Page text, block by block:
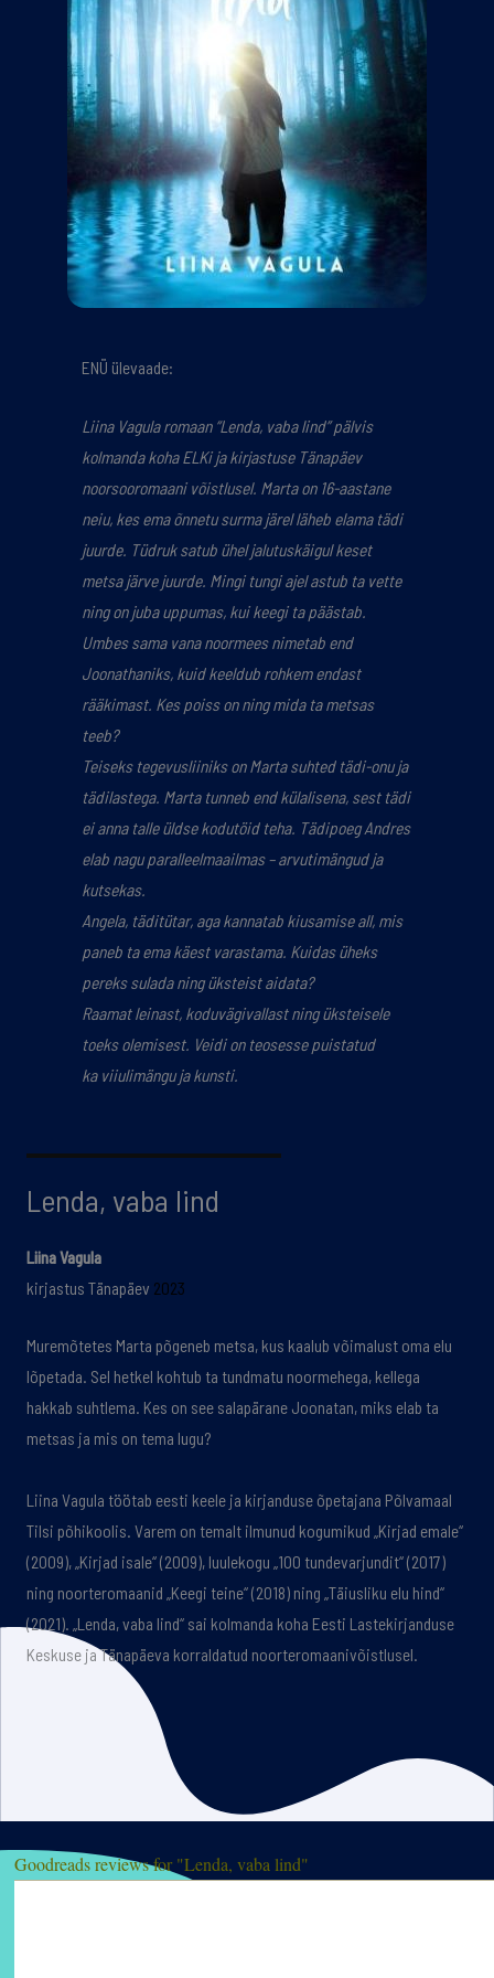
ENÜ ülevaade:
Liina Vagula romaan “Lenda, vaba lind” pälvis
kolmanda koha ELKi ja kirjastuse Tänapäev
noorsooromaani võistlusel. Marta on 16-aastane
neiu, kes ema õnnetu surma järel läheb elama tädi
juurde. Tüdruk satub ühel jalutuskäigul keset
metsa järve juurde. Mingi tungi ajel astub ta vette
ning on jubauppumas, kui keegi ta päästab.
Umbes sama vana noormees nimetab end
Joonathaniks, kuid keeldub rohkem endast
rääkimast. Kes poiss on ning mida ta metsas
teeb?
Teiseks tegevusliiniks on Marta suhted tädi-onu ja
tädilastega. Marta tunneb end külalisena, sest tädi
eianna talle üldse kodutöid teha. Tädipoeg Andres
elab nagu paralleelmaailmas – arvutimängud ja
kutsekas.
Angela, täditütar, aga kannatab kiusamise all, mis
paneb ta ema käest varastama. Kuidas üheks
pereks sulada ning üksteist aidata?
Raamat leinast, koduvägivallast ning üksteisele
toeks olemisest. Veidi on teosesse puistatud
ka viiulimängu ja kunsti.
Lenda, vaba lind
Liina Vagula
kirjastus Tänapäev 2023
Muremõtetes Marta põgeneb metsa, kus kaalub võimalust oma elu
lõpetada. Sel hetkel kohtub ta tundmatu noormehega, kellega
hakkab suhtlema. Kes on see salapärane Joonatan, miks elab ta
metsas ja mis on tema lugu?
Liina Vagula töötab eesti keele ja kirjanduse õpetajana Põlvamaal
Tilsi põhikoolis. Varem on temalt ilmunud kogumikud „Kirjad emale“
(2009), „Kirjad isale“ (2009), luulekogu „100 tundevarjundit“ (2017)
ning noorteromaanid „Keegi teine“ (2018) ning „Täiusliku elu hind“
(2021). „Lenda, vaba lind“ sai kolmanda koha Eesti Lastekirjanduse
Keskuse ja Tänapäeva korraldatud noorteromaanivõistlusel.
Goodreads reviews for "Lenda, vaba lind"